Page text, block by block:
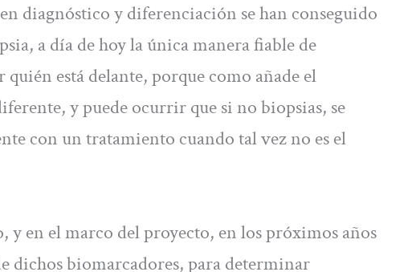
diagnóstico y diferenciación se han conseguido
a día de hoy la única manera fiable de
está delante, porque como añade el
y puede ocurrir que si no biopsias, se
con un tratamiento cuando tal vez no es el
y en el marco del proyecto, en los próximos años
dichos biomarcadores, para determinar